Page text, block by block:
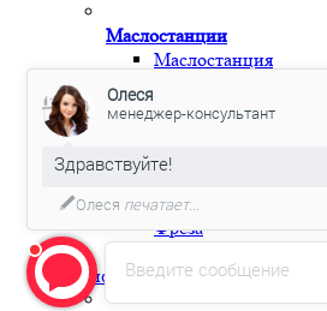
Маслостанции
Маслостанция
С
Металл
Ролик
Фреза
ПериферияВведите сообщение
Олеся
менеджер-консультант
Здравствуйте!
Олеся печатает...